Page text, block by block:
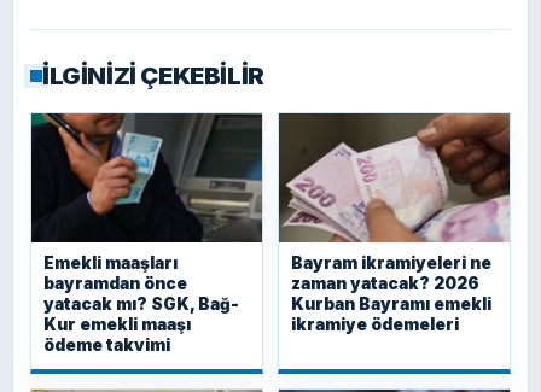
İLGİNİZİ ÇEKEBİLİR
Emekli maaşları
bayramdan önce
yatacak mı? SGK, Bağ-
Kur emekli maaşı
ödeme takvimi
Bayram ikramiyeleri ne
zaman yatacak? 2026
Kurban Bayramı emekli
ikramiye ödemeleri